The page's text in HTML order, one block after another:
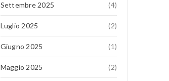
Settembre 2025 (4)
Luglio 2025 (2)
Giugno 2025 (1)
Maggio 2025 (2)